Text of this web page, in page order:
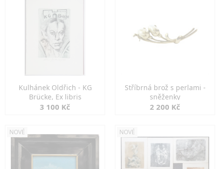
Kulhánek Oldřich - KG
Brücke, Ex libris
3 100 Kč
Stříbrná brož s perlami -
sněženky
2 200 Kč
NOVÉ NOVÉ